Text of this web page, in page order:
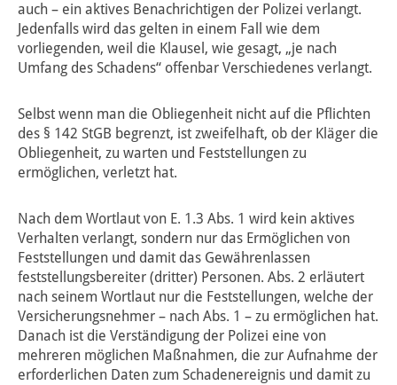
auch – ein aktives Benachrichtigen der Polizei verlangt.
Jedenfalls wird das gelten in einem Fall wie dem
vorliegenden, weil die Klausel, wie gesagt, „je nach
Umfang des Schadens“ offenbar Verschiedenes verlangt.
Selbst wenn man die Obliegenheit nicht auf die Pflichten
des § 142 StGB begrenzt, ist zweifelhaft, ob der Kläger die
Obliegenheit, zu warten und Feststellungen zu
ermöglichen, verletzt hat.
Nach dem Wortlaut von E. 1.3 Abs. 1 wird kein aktives
Verhalten verlangt, sondern nur das Ermöglichen von
Feststellungen und damit das Gewährenlassen
feststellungsbereiter (dritter) Personen. Abs. 2 erläutert
nach seinem Wortlaut nur die Feststellungen, welche der
Versicherungsnehmer – nach Abs. 1 – zu ermöglichen hat.
Danach ist die Verständigung der Polizei eine von
mehreren möglichen Maßnahmen, die zur Aufnahme der
erforderlichen Daten zum Schadenereignis und damit zu